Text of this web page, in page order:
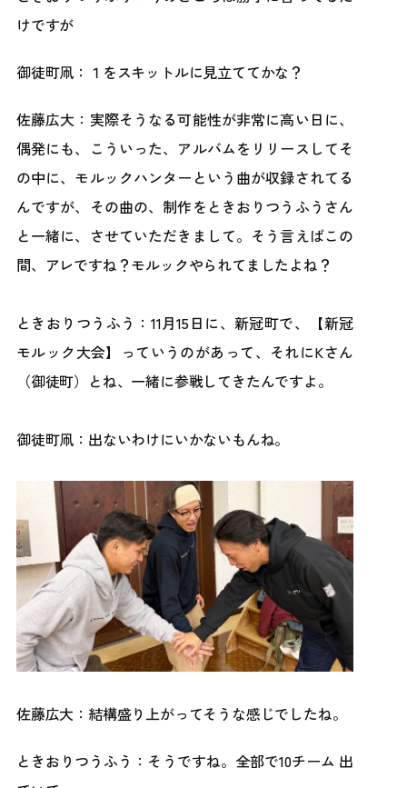
けですが
御徒町凧：１をスキットルに見立ててかな？
佐藤広大：実際そうなる可能性が非常に高い日に、
偶発にも、こういった、アルバムをリリースしてそ
の中に、モルックハンターという曲が収録されてる
んですが、その曲の、制作をときおりつうふうさん
と一緒に、させていただきまして。そう言えばこの
間、アレですね？モルックやられてましたよね？
ときおりつうふう：11月15日に、新冠町で、【新冠
モルック大会】っていうのがあって、それにKさん
（御徒町）とね、一緒に参戦してきたんですよ。
御徒町凧：出ないわけにいかないもんね。
佐藤広大：結構盛り上がってそうな感じでしたね。
ときおりつうふう：そうですね。全部で10チーム 出